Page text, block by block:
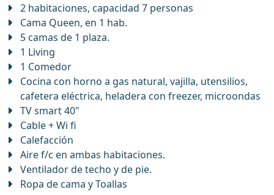
2 habitaciones, capacidad 7 personas
Cama Queen, en 1 hab.
5 camas de 1 plaza.
1 Living
1 Comedor
Cocina con horno a gas natural, vajilla, utensilios,
cafetera eléctrica, heladera con freezer, microondas
TV smart 40"
Cable + Wi fi
Calefacción
Aire f/c en ambas habitaciones.
Ventilador de techo y de pie.
Ropa de cama y Toallas